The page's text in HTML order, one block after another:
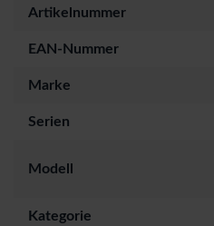
Artikelnummer
EAN-Nummer
Marke
Serien
Modell
Kategorie